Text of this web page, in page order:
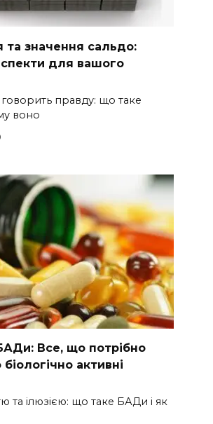
та значення сальдо:
для вашого
правду: що таке
воно
Все, що потрібно
активні
та ілюзією: що таке БАДи і як